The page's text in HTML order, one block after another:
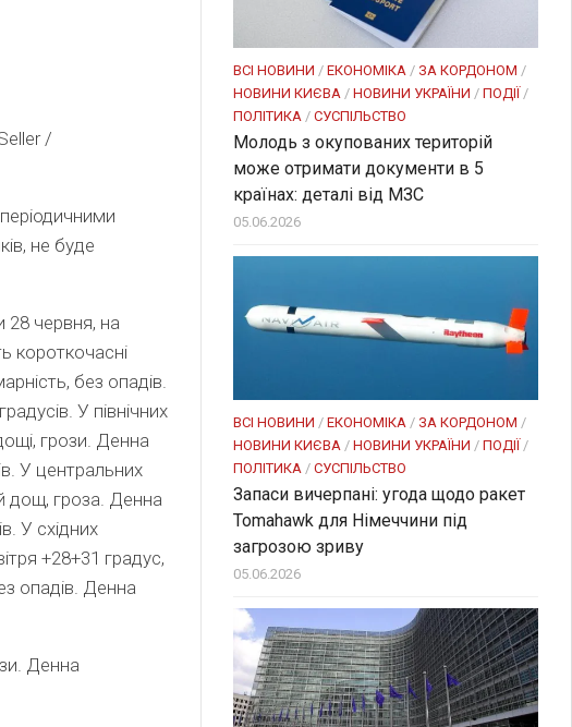
/
не буде
28 червня, на
короткочасні
без опадів.
градусів. У північних
грози. Денна
. У центральних
дощ, гроза. Денна
У східних
+28+31 градус,
опадів. Денна
Денна
ВСІ НОВИНИ / ЕКОНОМІКА / ЗА КОРДОНОМ /
НОВИНИ КИЄВА / НОВИНИ УКРАЇНИ / ПОДІЇ /
ПОЛІТИКА / СУСПІЛЬСТВО
Молодь з окупованих територій
може отримати документи в 5
країнах: деталі від МЗС
05.06.2026
ВСІ НОВИНИ / ЕКОНОМІКА / ЗА КОРДОНОМ /
НОВИНИ КИЄВА / НОВИНИ УКРАЇНИ / ПОДІЇ /
ПОЛІТИКА / СУСПІЛЬСТВО
Запаси вичерпані: угода щодо ракет
Tomahawk для Німеччини під
загрозою зриву
05.06.2026